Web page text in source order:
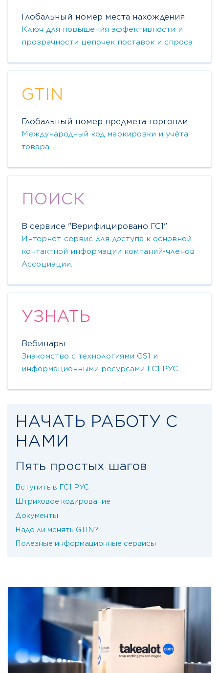
Глобальный номер места нахождения
Ключ для повышения эффективности и
прозрачности цепочек поставок и спроса
GTIN
Глобальный номер предмета торговли
Международный код маркировки и учёта
товара.
ПОИСК
В сервисе "Верифицировано ГС1"
Интернет-сервис для доступа к основной
контактной информации компаний-членов
Ассоциации.
УЗНАТЬ
Вебинары
Знакомство с технологиями GS1 и
информационными ресурсами ГС1 РУС.
НАЧАТЬ РАБОТУ С
НАМИ
Пять простых шагов
Вступить в ГС1 РУС
Штриховое кодирование
Документы
Надо ли менять GTIN?
Полезные информационные сервисы